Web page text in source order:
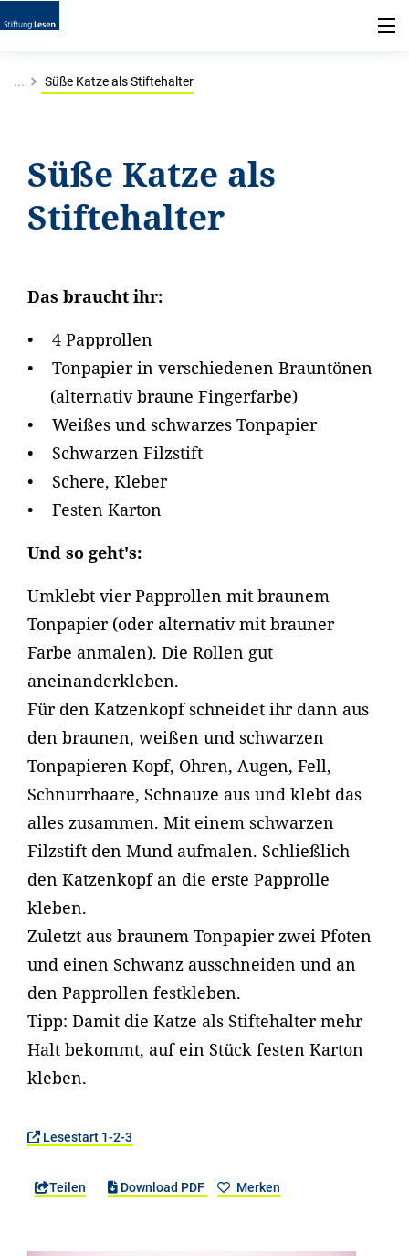
... Süße Katze als Stiftehalter
Süße Katze als
Stiftehalter
Das braucht ihr:
• 4 Papprollen
• Tonpapier in verschiedenen Brauntönen
(alternativ braune Fingerfarbe)
• Weißes und schwarzes Tonpapier
• Schwarzen Filzstift
• Schere, Kleber
• Festen Karton
Und so geht's:
Umklebt vier Papprollen mit braunem
Tonpapier (oder alternativ mit brauner
Farbe anmalen). Die Rollen gut
aneinanderkleben.
Für den Katzenkopf schneidet ihr dann aus
den braunen, weißen und schwarzen
Tonpapieren Kopf, Ohren, Augen, Fell,
Schnurrhaare, Schnauze aus und klebt das
alles zusammen. Mit einem schwarzen
Filzstift den Mund aufmalen. Schließlich
den Katzenkopf an die erste Papprolle
kleben.
Zuletzt aus braunem Tonpapier zwei Pfoten
und einen Schwanz ausschneiden und an
den Papprollen festkleben.
Tipp: Damit die Katze als Stiftehalter mehr
Halt bekommt, auf ein Stück festen Karton
kleben.
Lesestart 1-2-3
Teilen Download PDF Merken